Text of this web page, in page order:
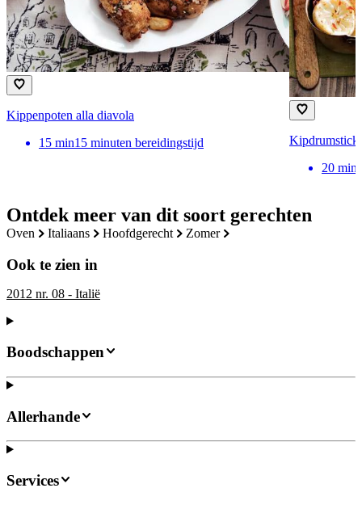
Ontdek meer van dit soort gerechten
oven italiaans hoofdgerecht zomer
Ook te zien in
2012 nr. 08 - Italië
Kippenpoten alla diavola
15 min15 minuten bereidingstijd
20 min
Boodschappen
Allerhande
Services